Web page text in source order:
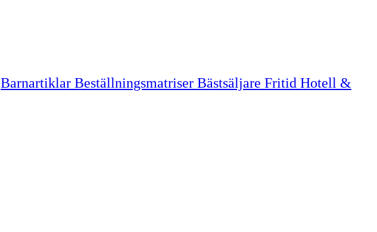
Barnartiklar Beställningsmatriser Bästsäljare Fritid Hotell &